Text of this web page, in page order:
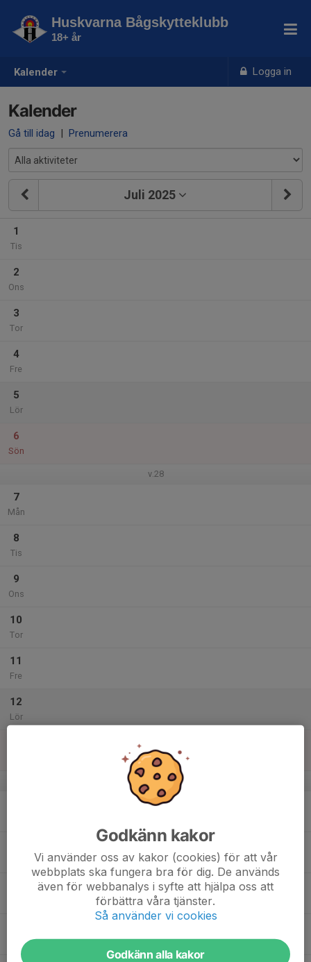
Kalender Logga in
Huskvarna Bågskytteklubb
18+ år
Kalender
Gå till idag | Prenumerera
Juli 2025
1
Tis
2
Ons
3
Tor
4
Fre
5
Lör
6
Sön
v.28
7
Mån
8
Tis
9
Ons
10
Tor
11
Fre
12
Lör
v.29
Godkänn kakor
Vi använder oss av kakor (cookies) för att vår
webbplats ska fungera bra för dig. De används
även för webbanalys i syfte att hjälpa oss att
förbättra våra tjänster.
Så använder vi cookies
Godkänn alla kakor